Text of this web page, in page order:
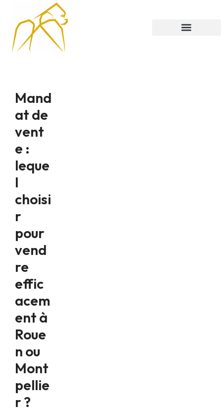
CABYNE-ADMIN
Mand
at de
vent
e :
leque
l
choisi
r
pour
vend
re
effic
acem
ent à
Roue
n ou
Mont
pellie
r ?